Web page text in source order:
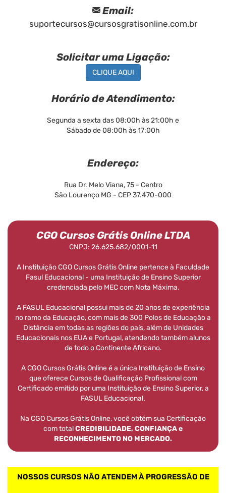
Email:
suportecursos@cursosgratisonline.com.br
Solicitar uma Ligação:
CLIQUE AQUI
Horário de Atendimento:
Segunda a sexta das 08:00h às 21:00h e
Sábado de 08:00h às 17:00h
Endereço:
Rua Dr. Melo Viana, 75 - Centro
São Lourenço MG - CEP 37.470-000
CGO Cursos Grátis Online LTDA
CNPJ: 26.625.682/0001-11
A Instituição CGO Cursos Grátis Online pertence à Faculdade
Fasul Educacional - uma Instituição de Ensino Superior
credenciada pelo MEC com Nota Máxima.
A FASUL Educacional possui mais de 20 anos de experiência
no ramo da Educação, com mais de 300 Polos de Educação a
Distância em todas as regiões do país, além de Unidades
Educacionais nos EUA e Portugal, atendendo também alunos
de todo o Continente Africano.
A CGO Cursos Grátis Online é a única Instituição de Ensino
que oferece Cursos de Qualificação Profissional com
Certificado emitido por uma Instituição de Ensino Superior, a
FASUL Educacional.
Na CGO Cursos Grátis Online, você obtém sua Certificação
com totalCREDIBILIDADE, CONFIANÇA e
RECONHECIMENTO NO MERCADO.
NOSSOS CURSOS NÃO ATENDEM À PROGRESSÃO DE